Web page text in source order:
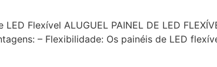
Flexível ALUGUEL PAINEL DE LED
– Flexibilidade: Os painéis de LED